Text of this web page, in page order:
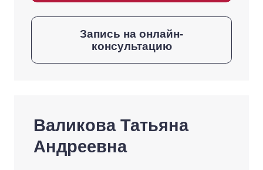
Запись на онлайн-
консультацию
Валикова Татьяна
Андреевна